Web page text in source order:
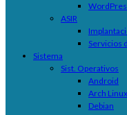
ASIR
Servicios
Sistema
Sist. Operativos
Android
Arch Linux
Debian